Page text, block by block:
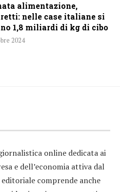
alimentazione,
nelle case italiane si
1,8 miliardi di kg di cibo
2024
online dedicata ai
e dell’economia attiva dal
comprende anche